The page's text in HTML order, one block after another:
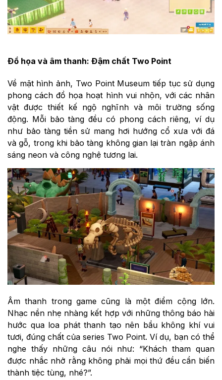
Đồ họa và âm thanh: Đậm chất Two Point
Về mặt hình ảnh, Two Point Museum tiếp tục sử dụng
phong cách đồ họa hoạt hình vui nhộn, với các nhân
vật được thiết kế ngộ nghĩnh và môi trường sống
động. Mỗi bảo tàng đều có phong cách riêng, ví dụ
như bảo tàng tiền sử mang hơi hướng cổ xưa với đá
và gỗ, trong khi bảo tàng không gian lại tràn ngập ánh
sáng neon và công nghệ tương lai.
Âm thanh trong game cũng là một điểm cộng lớn.
Nhạc nền nhẹ nhàng kết hợp với những thông báo hài
hước qua loa phát thanh tạo nên bầu không khí vui
tươi, đúng chất của series Two Point. Ví dụ, bạn có thể
nghe thấy những câu nói như: “Khách tham quan
được nhắc nhở rằng không phải mọi thứ đều cần biến
thành tiệc tùng, nhé?”.